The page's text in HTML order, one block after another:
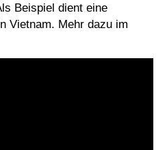
Beispiel dient eine
Vietnam. Mehr dazu im